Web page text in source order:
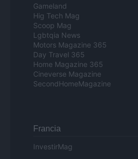
Gameland
Hig Tech Mag
Scoop Mag
Lgbtqia News
Motors Magazine 365
Day Travel 365
Home Magazine 365
Cineverse Magazine
SecondHomeMagazine
Francia
InvestirMag